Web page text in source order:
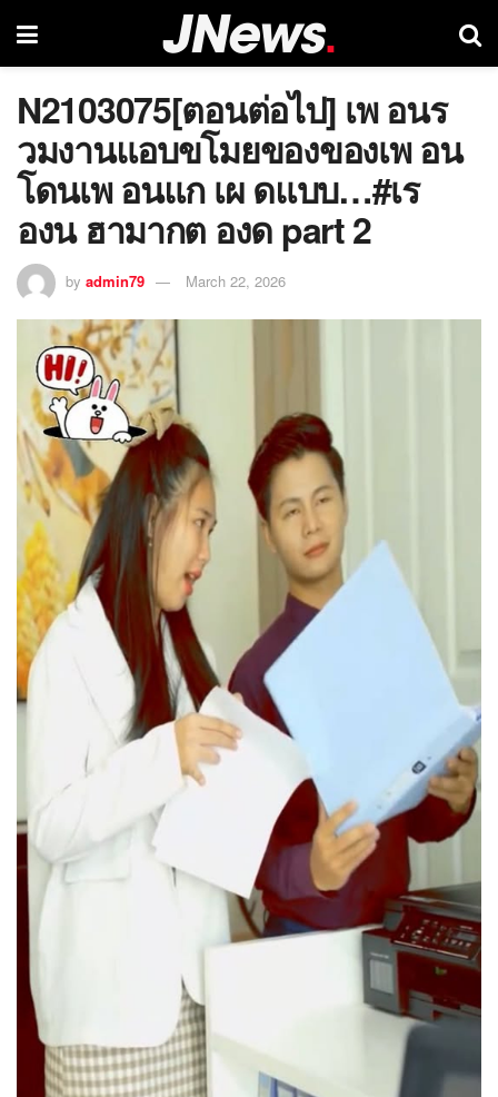
N2103075[ตอนต่อไป] เพ อนร
วมงานแอบขโมยของของเพ อน
โดนเพ อนแก เผ ดแบบ…#เร
องน ฮามากต องด part 2
by admin79 March 22, 2026